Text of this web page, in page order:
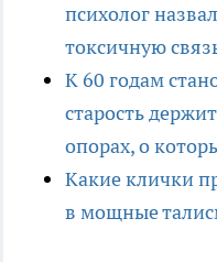
психолог
токсичную
К 60 годам
старость
опорах, о
Какие клички
в мощные